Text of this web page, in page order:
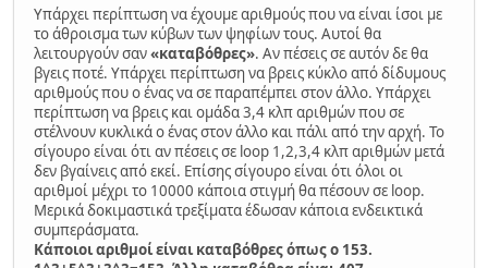
Υπάρχει περίπτωση να έχουμε αριθμούς που να είναι ίσοι με
το άθροισμα των κύβων των ψηφίων τους. Αυτοί θα
λειτουργούν σαν«καταβόθρες». Αν πέσεις σε αυτόν δε θα
βγεις ποτέ. Υπάρχει περίπτωση να βρεις κύκλο από δίδυμους
αριθμούς που ο ένας να σε παραπέμπει στον άλλο. Υπάρχει
περίπτωση να βρεις και ομάδα 3,4 κλπ αριθμών που σε
στέλνουν κυκλικά ο ένας στον άλλο και πάλι από την αρχή. Το
σίγουρο είναι ότι αν πέσεις σε loop 1,2,3,4 κλπ αριθμών μετά
δεν βγαίνεις από εκεί. Επίσης σίγουρο είναι ότι όλοι οι
αριθμοί μέχρι το 10000 κάποια στιγμή θα πέσουν σε loop.
Μερικά δοκιμαστικά τρεξίματα έδωσαν κάποια ενδεικτικά
συμπεράσματα.
Κάποιοι αριθμοί είναι καταβόθρες όπως ο 153.